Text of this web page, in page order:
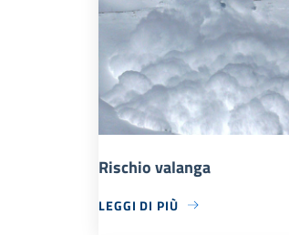
Rischio valanga
LEGGI DI PIÙ